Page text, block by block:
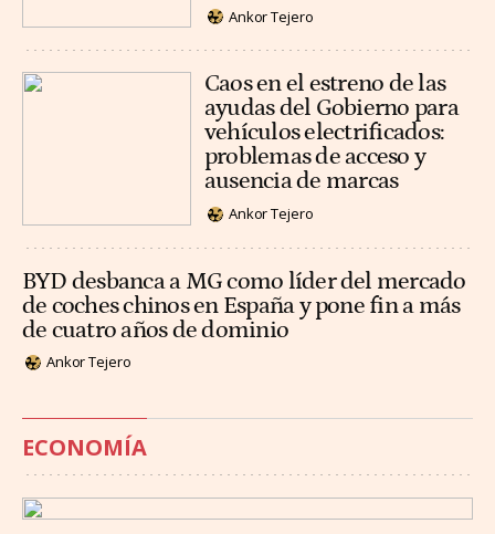
Ankor Tejero
Caos en el estreno de las
ayudas del Gobierno para
vehículos electrificados:
problemas de acceso y
ausencia de marcas
Ankor Tejero
BYD desbanca a MG como líder del mercado
de coches chinos en España y pone fin a más
de cuatro años de dominio
Ankor Tejero
ECONOMÍA